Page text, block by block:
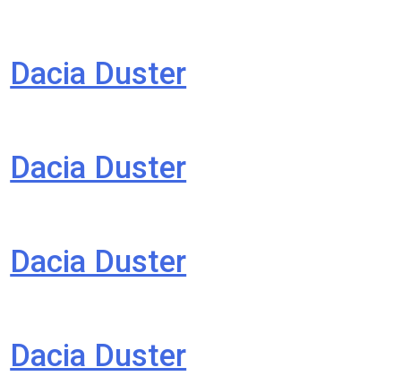
Dacia Duster
Dacia Duster
Dacia Duster
Dacia Duster